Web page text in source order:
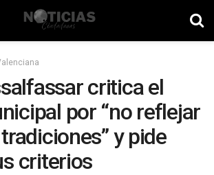
critica el
por “no reflejar
y pide
criterios